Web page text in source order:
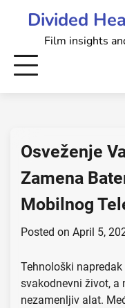
Divided
Film insights
Osveženje
Zamena
Mobilnog
Posted on April 5,
Tehnološki
svakodnevni život,
nezamenljiv alat.